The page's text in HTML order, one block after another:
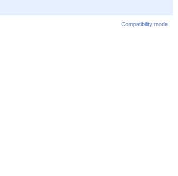
Compatibility mode